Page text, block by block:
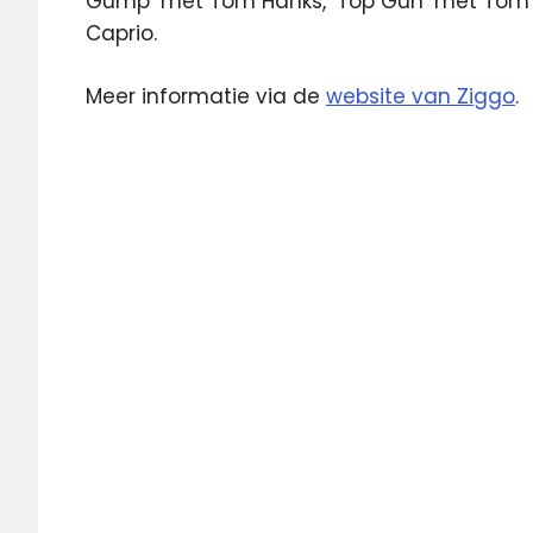
Caprio.
Meer informatie via de website van Ziggo.